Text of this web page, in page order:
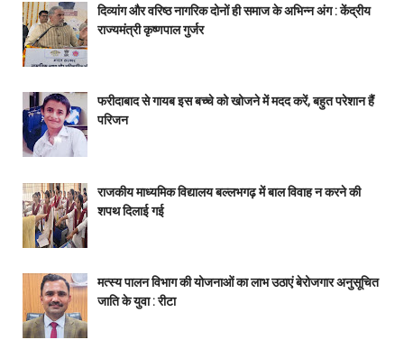
दिव्यांग और वरिष्ठ नागरिक दोनों ही समाज के अभिन्न अंग : केंद्रीय
राज्यमंत्री कृष्णपाल गुर्जर
फरीदाबाद से गायब इस बच्चे को खोजने में मदद करें, बहुत परेशान हैं
परिजन
राजकीय माध्यमिक विद्यालय बल्लभगढ़ में बाल विवाह न करने की
शपथ दिलाई गई
मत्स्य पालन विभाग की योजनाओं का लाभ उठाएं बेरोजगार अनुसूचित
जाति के युवा : रीटा